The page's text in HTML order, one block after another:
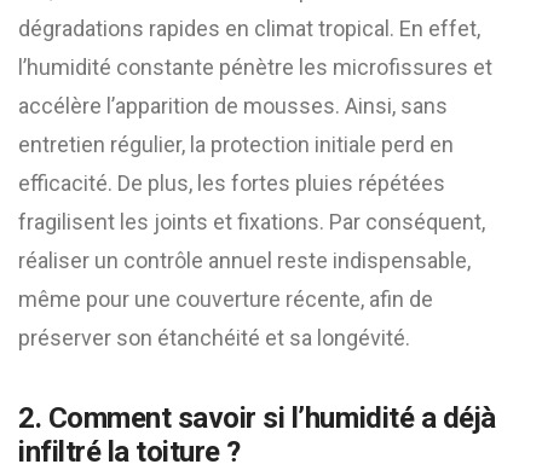
dégradations rapides en climat tropical. En effet,
l’humidité constante pénètre les microfissures et
accélère l’apparition de mousses. Ainsi, sans
entretien régulier, la protection initiale perd en
efficacité. De plus, les fortes pluies répétées
fragilisent les joints et fixations. Par conséquent,
réaliser un contrôle annuel reste indispensable,
même pour une couverture récente, afin de
préserver son étanchéité et sa longévité.
2. Comment savoir si l’humidité a déjà
infiltré la toiture ?